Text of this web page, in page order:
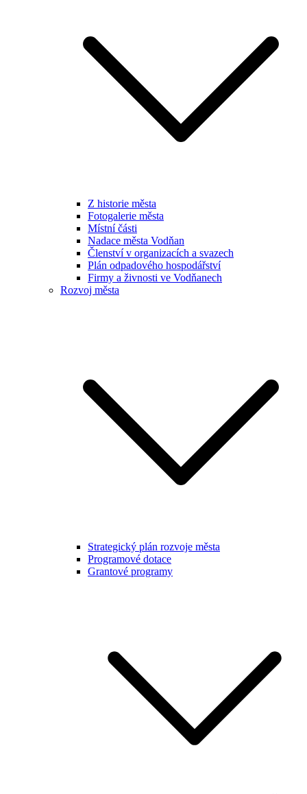
Z historie města
Fotogalerie města
Místní části
Nadace města Vodňan
Členství v organizacích a svazech
Plán odpadového hospodářství
Firmy a živnosti ve Vodňanech
Rozvoj města
Strategický plán rozvoje města
Programové dotace
Grantové programy